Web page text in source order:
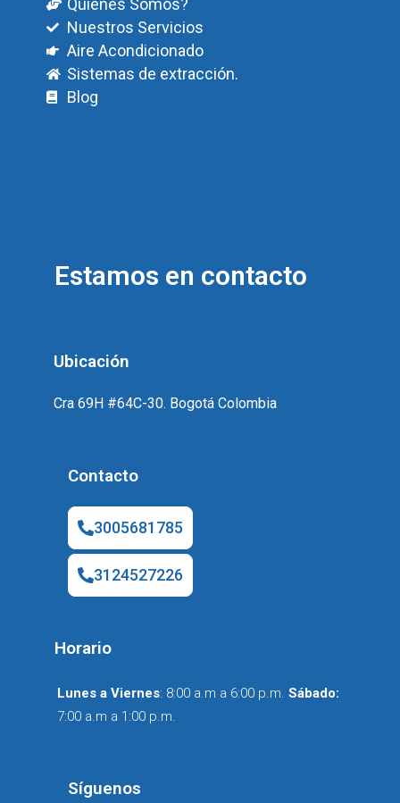
Quiénes Sómos?
Nuestros Servicios
Aire Acondicionado
Sistemas de extracción.
Blog
Estamos en contacto
Ubicación
Cra 69H #64C-30. Bogotá Colombia
Contacto
3005681785
3124527226
Horario
Lunes a Viernes: 8:00 a.m a 6:00 p.m. Sábado:
7:00 a.m a 1:00 p.m.
Síguenos